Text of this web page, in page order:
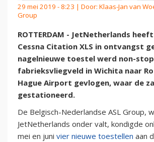
29 mei 2019 - 8:23 | Door: Klaas-Jan van
Group
ROTTERDAM - JetNetherlands
Cessna Citation XLS in ontvangst
nagelnieuwe toestel werd non-
fabrieksvliegveld in Wichita naar
Hague Airport gevlogen, waar de
gestationeerd.
De Belgisch-Nederlandse ASL Group,
JetNetherlands onder valt, kondigde
mei en juni vier nieuwe toestellen aan